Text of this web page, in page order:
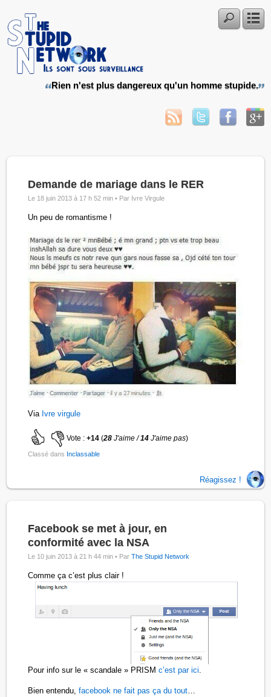
Rien n'est plus dangereux qu'un homme stupide.
Demande de mariage dans le RER
Le 18 juin 2013 à 17 h 52 min • Par Ivre Virgule
Un peu de romantisme !
Via Ivre virgule
Vote :+14 (28J'aime /14 J'aime pas)
Classé dans Inclassable
Réagissez !
Facebook se met à jour, en
conformité avec la NSA
Le 10 juin 2013 à 21 h 44 min • ParThe Stupid Network
Comme ça c’est plus clair !
Pour info sur le « scandale » PRISMc’est par ici
Bien entendu,facebook ne fait pas ça du tout…